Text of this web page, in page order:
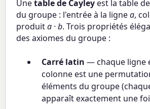
Unetable de Cayleyest la table
du groupe : l'entrée à la lignea,
produita · b. Trois propriétés
des axiomes du groupe :
Carré latin — chaque ligne
colonne est une
éléments du groupe
apparaît exactement une